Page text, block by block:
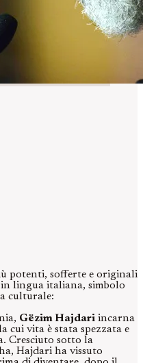
potenti, sofferte e originali
lingua italiana, simbolo
culturale:
Gëzim Hajdari incarna
cui vita è stata spezzata e
Cresciuto sotto la
Hajdari ha vissuto